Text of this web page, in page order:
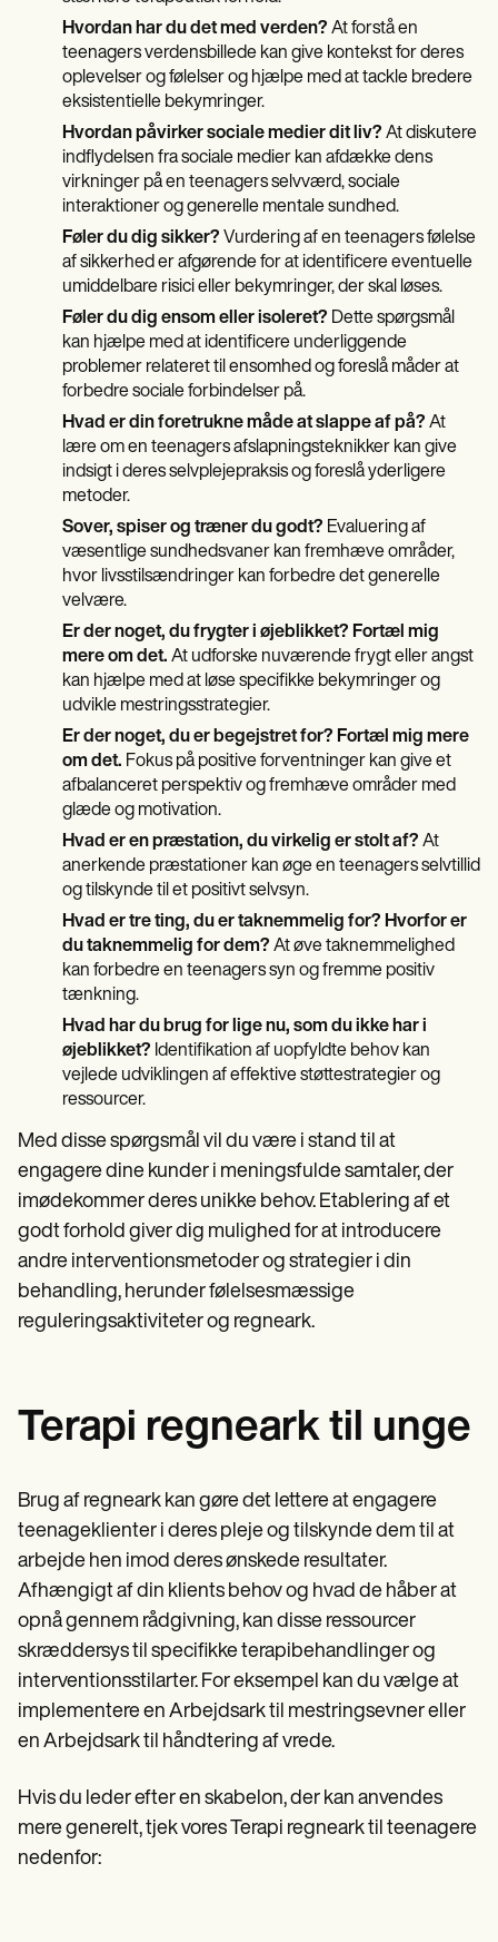
Hvordan har du det med verden? At forstå en
teenagers verdensbillede kan give kontekst for deres
oplevelser og følelser og hjælpe med at tackle bredere
eksistentielle bekymringer.
Hvordan påvirker sociale medier dit liv? At diskutere
indflydelsen fra sociale medier kan afdække dens
virkninger på en teenagers selvværd, sociale
interaktioner og generelle mentale sundhed.
Føler du dig sikker? Vurdering af en teenagers følelse
af sikkerhed er afgørende for at identificere eventuelle
umiddelbare risici eller bekymringer, der skal løses.
Føler du dig ensom eller isoleret? Dette spørgsmål
kan hjælpe med at identificere underliggende
problemer relateret til ensomhed og foreslå måder at
forbedre sociale forbindelser på.
Hvad er din foretrukne måde at slappe af på? At
lære om en teenagers afslapningsteknikker kan give
indsigt i deres selvplejepraksis og foreslå yderligere
metoder.
Sover, spiser og træner du godt? Evaluering af
væsentlige sundhedsvaner kan fremhæve områder,
hvor livsstilsændringer kan forbedre det generelle
velvære.
Er der noget, du frygter i øjeblikket? Fortæl mig
mere om det. At udforske nuværende frygt eller angst
kan hjælpe med at løse specifikke bekymringer og
udvikle mestringsstrategier.
Er der noget, du er begejstret for? Fortæl mig mere
om det. Fokus på positive forventninger kan give et
afbalanceret perspektiv og fremhæve områder med
glæde og motivation.
Hvad er en præstation, du virkelig er stolt af? At
anerkende præstationer kan øge en teenagers selvtillid
og tilskynde til et positivt selvsyn.
Hvad er tre ting, du er taknemmelig for? Hvorfor er
du taknemmelig for dem? At øve taknemmelighed
kan forbedre en teenagers syn og fremme positiv
tænkning.
Hvad har du brug for lige nu, som du ikke har i
øjeblikket? Identifikation af uopfyldte behov kan
vejlede udviklingen af effektive støttestrategier og
ressourcer.
Med disse spørgsmål vil du være i stand til at
engagere dine kunder i meningsfulde samtaler, der
imødekommer deres unikke behov. Etablering af et
godt forhold giver dig mulighed for at introducere
andre interventionsmetoder og strategier i din
behandling, herunder følelsesmæssige
reguleringsaktiviteter og regneark.
Terapi regneark til unge
Brug af regneark kan gøre det lettere at engagere
teenageklienter i deres pleje og tilskynde dem til at
arbejde hen imod deres ønskede resultater.
Afhængigt af din klients behov og hvad de håber at
opnå gennem rådgivning, kan disse ressourcer
skræddersys til specifikke terapibehandlinger og
interventionsstilarter. For eksempel kan du vælge at
implementere en Arbejdsark til mestringsevner eller
en Arbejdsark til håndtering af vrede.
Hvis du leder efter en skabelon, der kan anvendes
mere generelt, tjek vores Terapi regneark til teenagere
nedenfor: